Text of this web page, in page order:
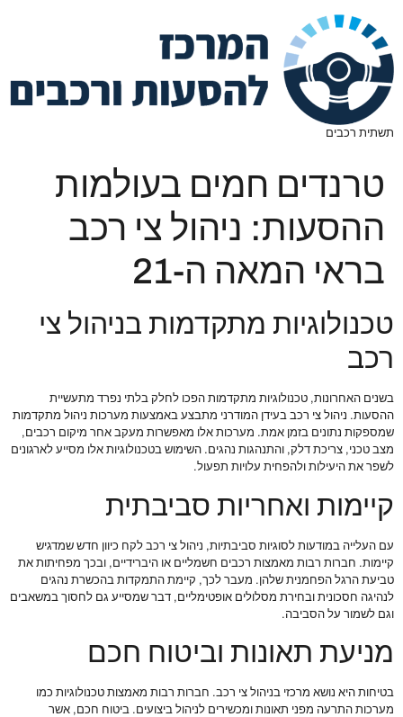
תשתית רכבים
טרנדים חמים בעולמות
ההסעות: ניהול צי רכב
בראי המאה ה-21
טכנולוגיות מתקדמות בניהול צי
רכב
בשנים האחרונות, טכנולוגיות מתקדמות הפכו לחלק בלתי נפרד מתעשיית
ההסעות. ניהול צי רכב בעידן המודרני מתבצע באמצעות מערכות ניהול מתקדמות
שמספקות נתונים בזמן אמת. מערכות אלו מאפשרות מעקב אחר מיקום רכבים,
מצב טכני, צריכת דלק, והתנהגות נהגים. השימוש בטכנולוגיות אלו מסייע לארגונים
לשפר את היעילות ולהפחית עלויות תפעול.
קיימות ואחריות סביבתית
עם העלייה במודעות לסוגיות סביבתיות, ניהול צי רכב לקח כיוון חדש שמדגיש
קיימות. חברות רבות מאמצות רכבים חשמליים או היברידיים, ובכך מפחיתות את
טביעת הרגל הפחמנית שלהן. מעבר לכך, קיימת התמקדות בהכשרת נהגים
לנהיגה חסכונית ובחירת מסלולים אופטימליים, דבר שמסייע גם לחסוך במשאבים
וגם לשמור על הסביבה.
מניעת תאונות וביטוח חכם
בטיחות היא נושא מרכזי בניהול צי רכב. חברות רבות מאמצות טכנולוגיות כמו
מערכות התרעה מפני תאונות ומכשירים לניהול ביצועים. ביטוח חכם, אשר